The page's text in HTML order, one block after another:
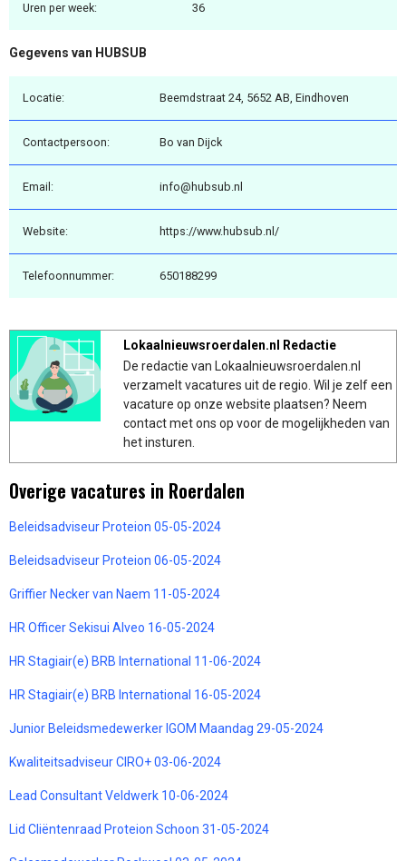
Uren per week: 36
Gegevens van HUBSUB
Locatie: Beemdstraat 24, 5652 AB, Eindhoven
Contactpersoon: Bo van Dijck
Email: info@hubsub.nl
Website: https://www.hubsub.nl/
Telefoonnummer: 650188299
Lokaalnieuwsroerdalen.nl Redactie
De redactie van Lokaalnieuwsroerdalen.nl
verzamelt vacatures uit de regio. Wil je zelf een
vacature op onze website plaatsen? Neem
contact met ons op voor de mogelijkheden van
het insturen.
Overige vacatures in Roerdalen
Beleidsadviseur Proteion 05-05-2024
Beleidsadviseur Proteion 06-05-2024
Griffier Necker van Naem 11-05-2024
HR Officer Sekisui Alveo 16-05-2024
HR Stagiair(e) BRB International 11-06-2024
HR Stagiair(e) BRB International 16-05-2024
Junior Beleidsmedewerker IGOM Maandag 29-05-2024
Kwaliteitsadviseur CIRO+ 03-06-2024
Lead Consultant Veldwerk 10-06-2024
Lid Cliëntenraad Proteion Schoon 31-05-2024